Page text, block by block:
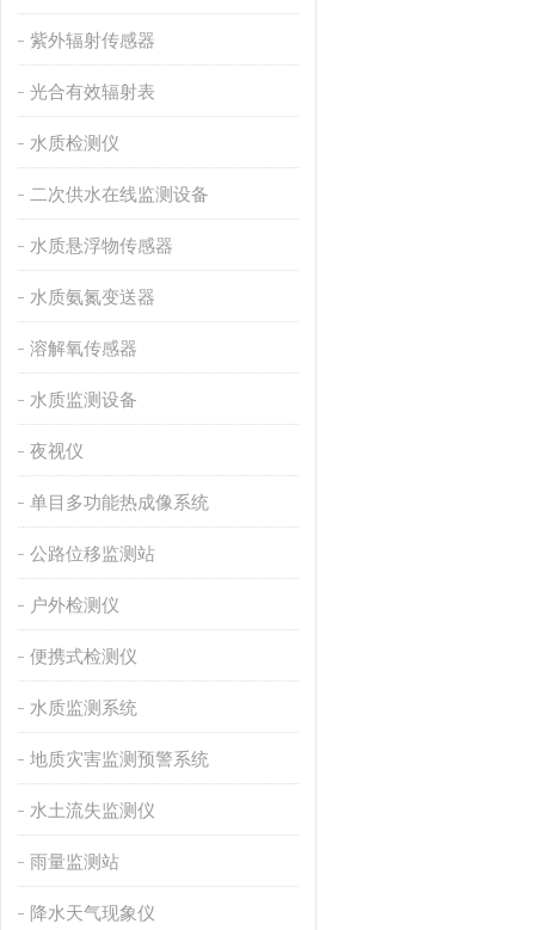
紫外辐射传感器
光合有效辐射表
水质检测仪
二次供水在线监测设备
水质悬浮物传感器
水质氨氮变送器
溶解氧传感器
水质监测设备
夜视仪
单目多功能热成像系统
公路位移监测站
户外检测仪
便携式检测仪
水质监测系统
地质灾害监测预警系统
水土流失监测仪
雨量监测站
降水天气现象仪